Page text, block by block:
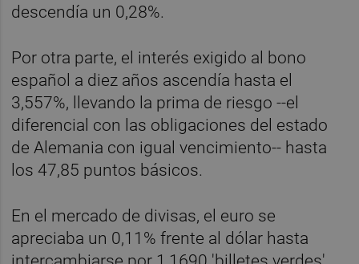
descendía un 0,28%.
Por otra parte, el interés exigido al bono
español a diez años ascendía hasta el
3,557%, llevando la prima de riesgo --el
diferencial con las obligaciones del estado
de Alemania con igual vencimiento-- hasta
los 47,85 puntos básicos.
En el mercado de divisas, el euro se
apreciaba un 0,11% frente al dólar hasta